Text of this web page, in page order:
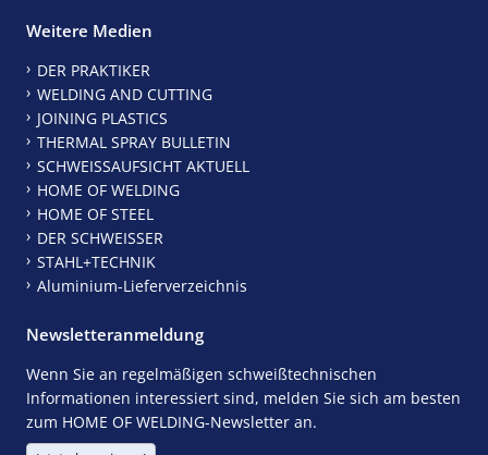
Weitere Medien
DER PRAKTIKER
WELDING AND CUTTING
JOINING PLASTICS
THERMAL SPRAY BULLETIN
SCHWEISSAUFSICHT AKTUELL
HOME OF WELDING
HOME OF STEEL
DER SCHWEISSER
STAHL+TECHNIK
Aluminium-Lieferverzeichnis
Newsletteranmeldung
Wenn Sie an regelmäßigen schweißtechnischen
Informationen interessiert sind, melden Sie sich am besten
zum HOME OF WELDING-Newsletter an.